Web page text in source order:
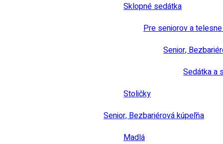
Sklopné sedátka
Pre seniorov a
Senior,
Sedátka a
Stoličky
Senior, Bezbariérová kúpeľňa
Madlá